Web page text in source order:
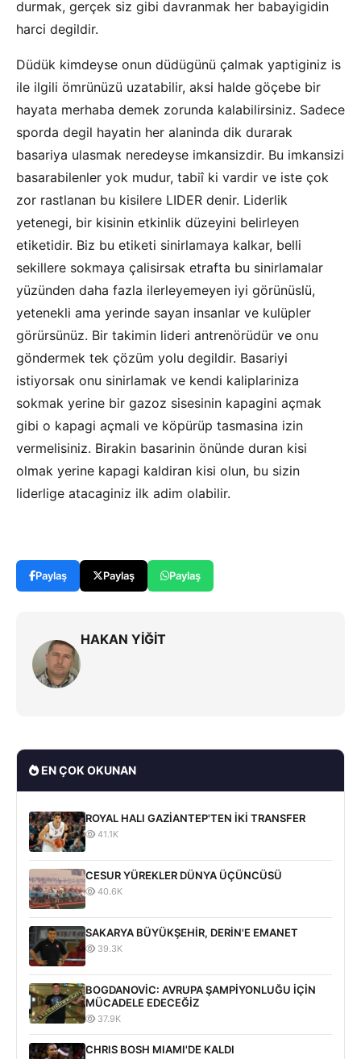
durmak, gerçek siz gibi davranmak her babayigidin
harci degildir.
Düdük kimdeyse onun düdügünü çalmak yaptiginiz is
ile ilgili ömrünüzü uzatabilir, aksi halde göçebe bir
hayata merhaba demek zorunda kalabilirsiniz. Sadece
sporda degil hayatin her alaninda dik durarak
basariya ulasmak neredeyse imkansizdir. Bu imkansizi
basarabilenler yok mudur, tabiî ki vardir ve iste çok
zor rastlanan bu kisilere LIDER denir. Liderlik
yetenegi, bir kisinin etkinlik düzeyini belirleyen
etiketidir. Biz bu etiketi sinirlamaya kalkar, belli
sekillere sokmaya çalisirsak etrafta bu sinirlamalar
yüzünden daha fazla ilerleyemeyen iyi görünüslü,
yetenekli ama yerinde sayan insanlar ve kulüpler
görürsünüz. Bir takimin lideri antrenörüdür ve onu
göndermek tek çözüm yolu degildir. Basariyi
istiyorsak onu sinirlamak ve kendi kaliplariniza
sokmak yerine bir gazoz sisesinin kapagini açmak
gibi o kapagi açmali ve köpürüp tasmasina izin
vermelisiniz. Birakin basarinin önünde duran kisi
olmak yerine kapagi kaldiran kisi olun, bu sizin
liderlige atacaginiz ilk adim olabilir.
Paylaş Paylaş Paylaş
HAKAN YİĞİT
EN ÇOK OKUNAN
ROYAL HALI GAZİANTEP'TEN İKİ TRANSFER
41.1K
CESUR YÜREKLER DÜNYA ÜÇÜNCÜSÜ
40.6K
SAKARYA BÜYÜKŞEHİR, DERİN'E EMANET
39.3K
BOGDANOVİC: AVRUPA ŞAMPİYONLUĞU İÇİN
MÜCADELE EDECEĞİZ
37.9K
CHRIS BOSH MIAMI'DE KALDI